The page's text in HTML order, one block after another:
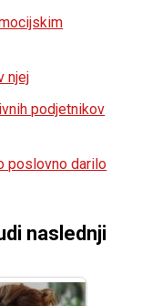
njej
podjetnikov
poslovno darilo
naslednji